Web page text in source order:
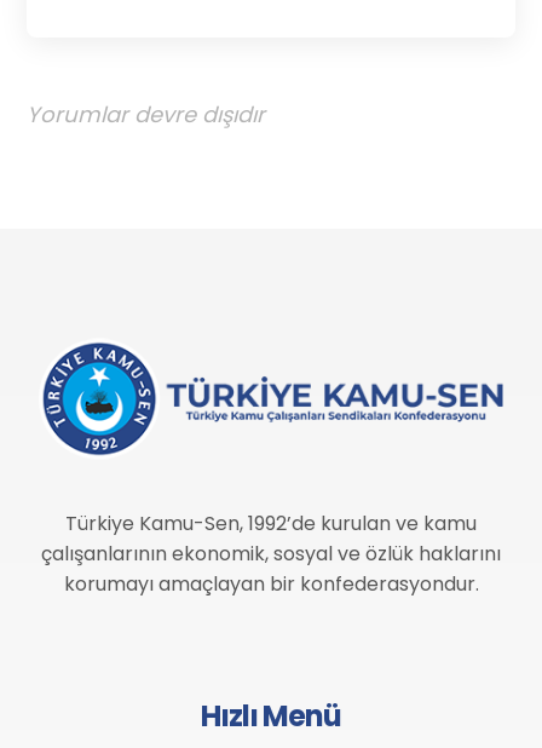
Yorumlar devre dışıdır
Türkiye Kamu-Sen, 1992’de kurulan ve kamu
çalışanlarının ekonomik, sosyal ve özlük haklarını
korumayı amaçlayan bir konfederasyondur.
Hızlı Menü